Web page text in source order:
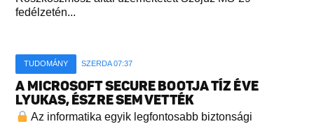
fedélzetén...
TUDOMÁNY SZERDA 07:37
A MICROSOFT SECURE BOOTJA TÍZ ÉVE
LYUKAS, ÉSZRE SEM VETTÉK
Az informatika egyik legfontosabb biztonsági